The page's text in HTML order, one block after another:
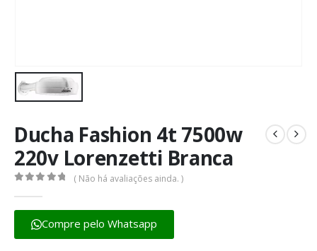
Ducha Fashion 4t 7500w
220v Lorenzetti Branca
( Não há avaliações ainda. )
Compre pelo Whatsapp